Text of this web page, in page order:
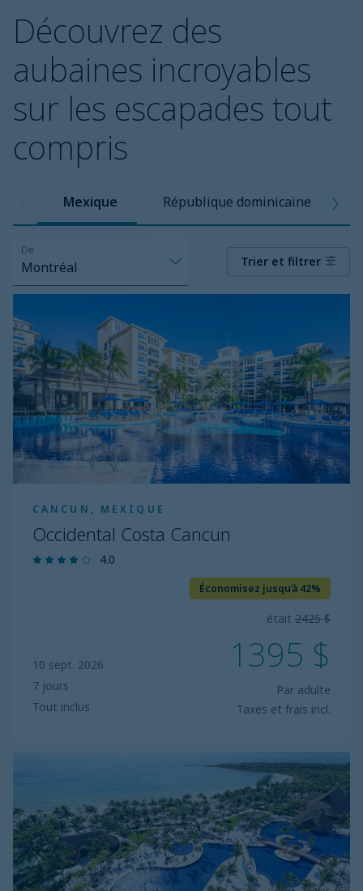
Découvrez des
aubaines incroyables
sur les escapades tout
compris
Mexique République dominicaine
Montréal
De
Trier et filtrer
CANCUN, MEXIQUE
Occidental Costa Cancun
4.0
10 sept. 2026
7 jours
Tout inclus
Économisez jusqu’à 42%
était 2425 $
1395 $
Par adulte
Taxes et frais incl.
Costa
Cancun